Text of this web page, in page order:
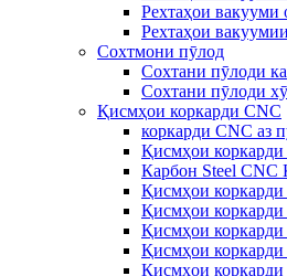
Рехтаҳои вакууми
Рехтаҳои
Сохтмони пӯлод
Сохтани пӯлоди
Сохтани пӯлоди
Қисмҳои коркарди CNC
коркарди CNC аз
Қисмҳои коркарди
Карбон Steel CNC
Қисмҳои
Қисмҳои
Қисмҳои
Қисмҳои
Қисмҳои